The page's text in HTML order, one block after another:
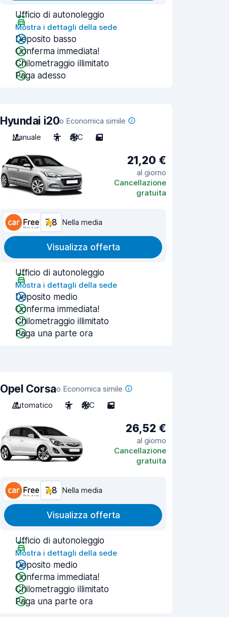
Ufficio di autonoleggio
Mostra i dettagli della sede
Deposito basso
Conferma immediata!
Chilometraggio illimitato
Paga adesso
Hyundai i20o Economica simile
Manuale
5 A/C 5
21,20 €
al giorno
Cancellazione
gratuita
7,8 Nella media
Visualizza offerta
Ufficio di autonoleggio
Mostra i dettagli della sede
Deposito medio
Conferma immediata!
Chilometraggio illimitato
Paga una parte ora
Opel Corsao Economica simile
Automatico
5 A/C 5
26,52 €
al giorno
Cancellazione
gratuita
7,8 Nella media
Visualizza offerta
Ufficio di autonoleggio
Mostra i dettagli della sede
Deposito medio
Conferma immediata!
Chilometraggio illimitato
Paga una parte ora